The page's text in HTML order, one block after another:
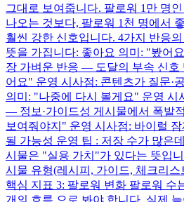
그대로 보여줍니다. 팔로워 1만 명
나오는 것보다, 팔로워 1천 명에서
훨씬 강한 신호입니다. 4가지 반응
뜻을 가집니다: 좋아요 의미: "봤어
장 가벼운 반응 — 도달의 부속 신호
어요" 운영 시사점: 콘텐츠가 질문·
의미: "나중에 다시 볼게요" 운영 시
— 정보·가이드성 게시물에서 폭발
보여줘야지" 운영 시사점: 바이럴
될 가능성 운영 팁 : 저장 수가 많은
시물은 "실용 가치"가 있다는 뜻입
시물 유형(레시피, 가이드, 체크리
핵심 지표 3: 팔로워 변화 팔로워 수
개의 흐름 으로 봐야 합니다. 실제